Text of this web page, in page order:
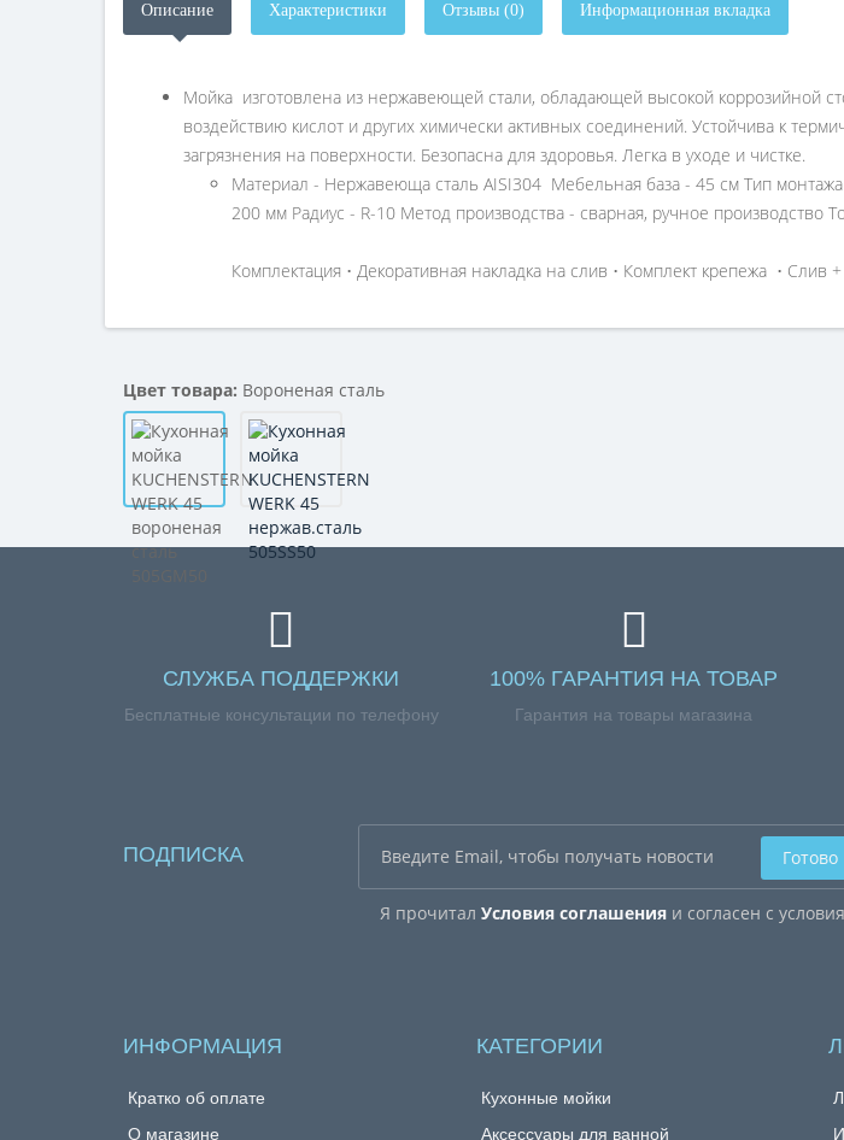
Описание Характеристики Отзывы (0) Информационная вкладка
Мойка изготовлена из нержавеющей стали, обладающей высокой коррозийной
воздействию кислот и других химически активных соединений. Устойчива к
загрязнения на поверхности. Безопасна для здоровья. Легка в уходе и чистке.
Материал - Нержавеюща сталь AISI304 Мебельная база - 45 см Тип
200 мм Радиус - R-10 Метод производства - сварная, ручное производство
Комплектация • Декоративная накладка на слив • Комплект крепежа •
Цвет товара: Вороненая сталь
СЛУЖБА ПОДДЕРЖКИ
Бесплатные консультации по телефону
100% ГАРАНТИЯ НА ТОВАР
Гарантия на товары магазина
ПОДПИСКА
Я прочитал Условия соглашенияи согласен с
Готово
ИНФОРМАЦИЯ
Кратко об оплате
О магазине
КАТЕГОРИИ
Кухонные мойки
Аксессуары для ванной